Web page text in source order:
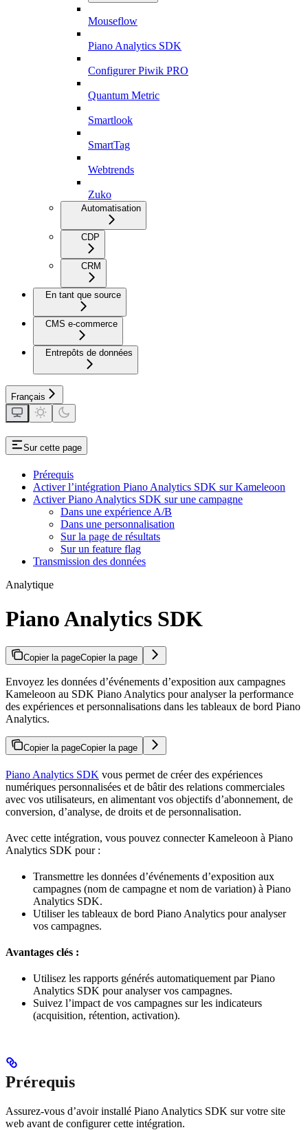
Mouseflow
Piano Analytics SDK
Configurer Piwik PRO
Quantum Metric
Smartlook
SmartTag
Webtrends
Zuko
Automatisation
CDP
CRM
En tant que source
CMS e-commerce
Entrepôts de données
Français
Sur cette page
Prérequis
Activer l’intégration Piano Analytics SDK sur Kameleoon
Activer Piano Analytics SDK sur une campagne
Dans une expérience A/B
Dans une personnalisation
Sur la page de résultats
Sur un feature flag
Transmission des données
Analytique
Piano Analytics SDK
Copier la pageCopier la page
Envoyez les données d’événements d’exposition aux campagnes
Kameleoon au SDK Piano Analytics pour analyser la performance
des expériences et personnalisations dans les tableaux de bord Piano
Analytics.
Copier la pageCopier la page
Piano Analytics SDK vous permet de créer des expériences
numériques personnalisées et de bâtir des relations commerciales
avec vos utilisateurs, en alimentant vos objectifs d’abonnement, de
conversion, d’analyse, de droits et de personnalisation.
Avec cette intégration, vous pouvez connecter Kameleoon à Piano
Analytics SDK pour :
Transmettre les données d’événements d’exposition aux
campagnes (nom de campagne et nom de variation) à Piano
Analytics SDK.
Utiliser les tableaux de bord Piano Analytics pour analyser
vos campagnes.
Avantages clés :
Utilisez les rapports générés automatiquement par Piano
Analytics SDK pour analyser vos campagnes.
Suivez l’impact de vos campagnes sur les indicateurs
(acquisition, rétention, activation).
Prérequis
Assurez-vous d’avoir installé Piano Analytics SDK sur votre site
web avant de configurer cette intégration.